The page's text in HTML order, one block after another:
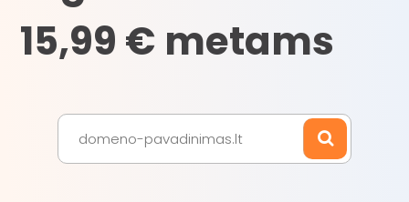
15,99 € metams